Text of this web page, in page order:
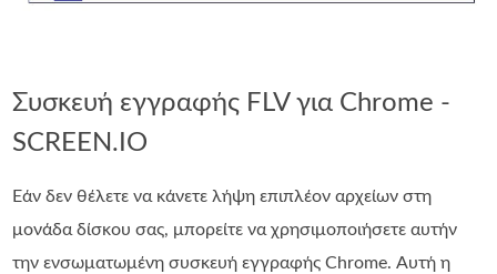
Συσκευή εγγραφής FLV για Chrome -
SCREEN.IO
Εάν δεν θέλετε να κάνετε λήψη επιπλέον αρχείων στη
μονάδα δίσκου σας, μπορείτε να χρησιμοποιήσετε αυτήν
την ενσωματωμένη συσκευή εγγραφής Chrome. Αυτή η